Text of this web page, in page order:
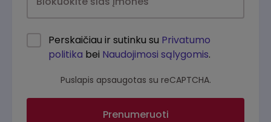
Perskaičiau ir sutinku su Privatumo
politika bei Naudojimosi sąlygomis.
Puslapis apsaugotas su reCAPTCHA.
Prenumeruoti